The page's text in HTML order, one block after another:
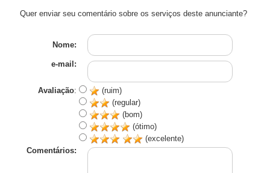
Quer enviar seu comentário sobre os serviços deste anunciante?
Nome:
e-mail:
Avaliação:
(ruim)
(regular)
(bom)
(ótimo)
(excelente)
Comentários: